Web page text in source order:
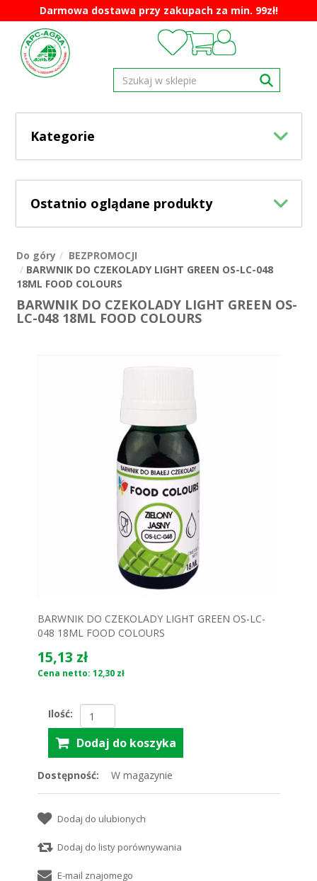
Darmowa dostawa przy zakupach za min. 99zł!
Kategorie
Ostatnio oglądane produkty
Do góry
BEZPROMOCJI
BARWNIK DO CZEKOLADY LIGHT GREEN OS-LC-048
18ML FOOD COLOURS
BARWNIK DO CZEKOLADY LIGHT GREEN OS-
LC-048 18ML FOOD COLOURS
BARWNIK DO CZEKOLADY LIGHT GREEN OS-LC-
048 18ML FOOD COLOURS
15,13 zł
Cena netto: 12,30 zł
Ilość:
Dostępność: W magazynie